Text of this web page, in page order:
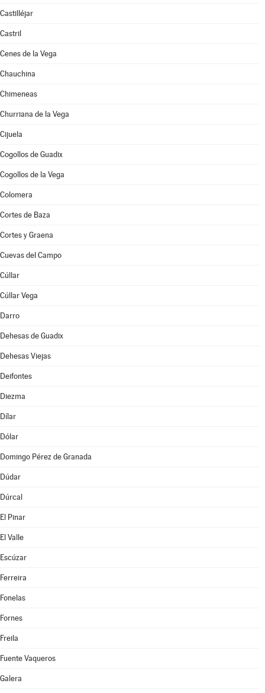
Castilléjar
Castril
Cenes de la Vega
Chauchina
Chimeneas
Churriana de la Vega
Cijuela
Cogollos de Guadix
Cogollos de la Vega
Colomera
Cortes de Baza
Cortes y Graena
Cuevas del Campo
Cúllar
Cúllar Vega
Darro
Dehesas de Guadix
Dehesas Viejas
Deifontes
Diezma
Dílar
Dólar
Domingo Pérez de Granada
Dúdar
Dúrcal
El Pinar
El Valle
Escúzar
Ferreira
Fonelas
Fornes
Freila
Fuente Vaqueros
Galera